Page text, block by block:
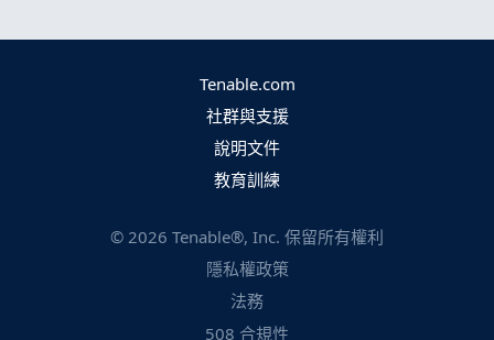
Tenable.com
社群與支援
說明文件
教育訓練
© 2026 Tenable®, Inc. 保留所有權利
隱私權政策
法務
508 合規性